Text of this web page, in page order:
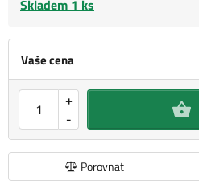
Vaše cena
-
+
Porovnat
Skladem 1 ks